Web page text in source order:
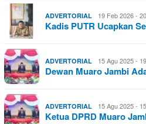
ADVERTORIAL 19 Feb 2026 -
Kadis PUTR Ucapkan
ADVERTORIAL 15 Agu 2025 -
Dewan Muaro Jambi
ADVERTORIAL 15 Agu 2025 -
Ketua DPRD Muaro